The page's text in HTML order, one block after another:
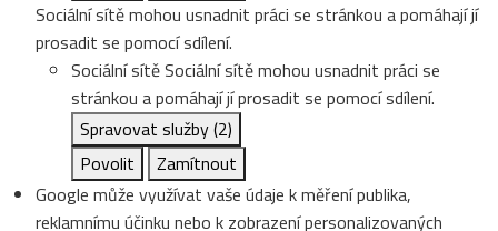
Sociální sítě mohou usnadnit práci se stránkou a pomáhají jí
prosadit se pomocí sdílení.
Sociální sítěSociální sítě mohou usnadnit práci se
stránkou a pomáhají jí prosadit se pomocí sdílení.
Spravovat služby(2)
Povolit
Zamítnout
Google může využívat vaše údaje k měření publika,
reklamnímu účinku nebo k zobrazení personalizovaných